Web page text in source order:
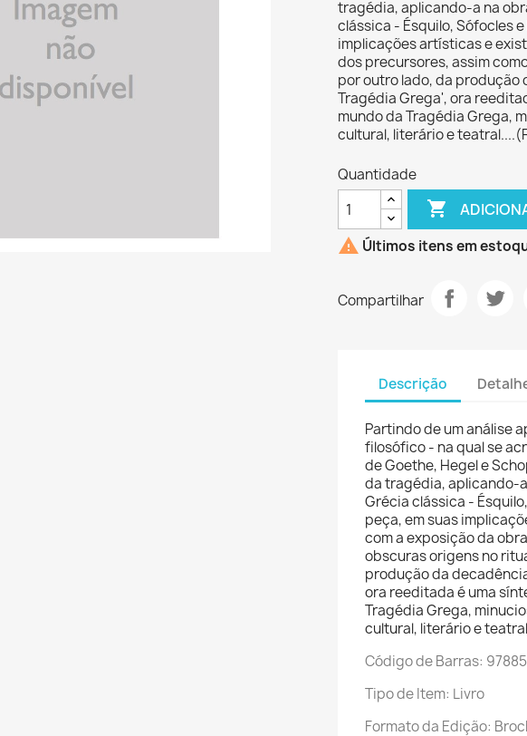
tragédia, aplicando-a na
clássica - Ésquilo, Sófocles
implicações artísticas e
dos precursores, assim
por outro lado, da produção
Tragédia Grega', ora
mundo da Tragédia Grega,
cultural, literário e
Quantidade

 Últimos itens em
Compartilhar
Descrição
Partindo de um análise
filosófico - na qual se
de Goethe, Hegel e
da tragédia, aplicando-
Grécia clássica -
peça, em suas
com a exposição da
obscuras origens no
produção da
ora reeditada é uma
Tragédia Grega,
cultural, literário e
Código de Barras:
Tipo de Item: Livro
Formato da Edição: